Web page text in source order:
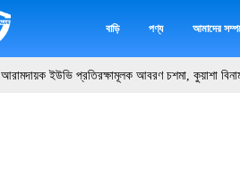
বাড়ি পণ্য আমাদের
আরামদায়ক ইউভি প্রতিরক্ষামূলক আবরণ চশমা, কুয়াশা